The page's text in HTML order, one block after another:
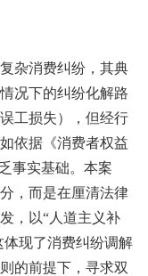
杂消费纠纷，其典
况下的纠纷化解路
工损失），但经行
依据《消费者权益
事实基础。本案
，而是在厘清法律
，以“人道主义补
体现了消费纠纷调解
的前提下，寻求双